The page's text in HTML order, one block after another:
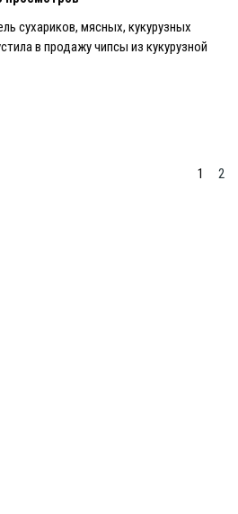
сухариков, мясных, кукурузных
в продажу чипсы из кукурузной
1 2